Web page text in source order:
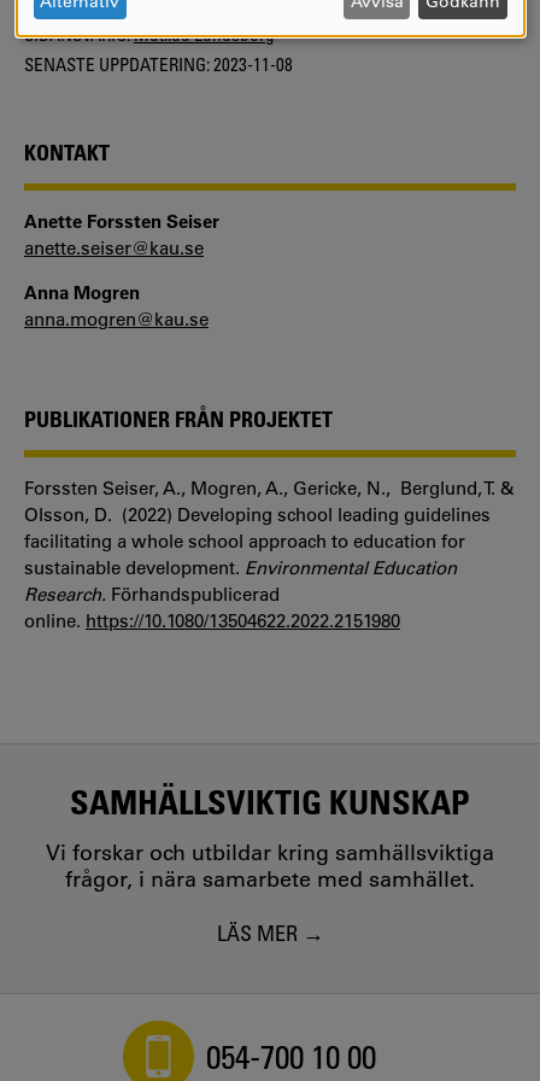
SIDANSVARIG:Matilda Landsberg
SENASTE UPPDATERING:2023-11-08
KONTAKT
Anette Forssten Seiser
anette.seiser@kau.se
Anna Mogren
anna.mogren@kau.se
PUBLIKATIONER FRÅN PROJEKTET
Forssten Seiser, A., Mogren, A., Gericke, N., Berglund, T. &
Olsson, D. (2022) Developing school leading guidelines
facilitating a whole school approach to education for
sustainable development. Environmental Education
Research. Förhandspublicerad
online. https://10.1080/13504622.2022.2151980
SAMHÄLLSVIKTIG KUNSKAP
Vi forskar och utbildar kring samhällsviktiga
frågor, i nära samarbete med samhället.
LÄS MER
054-700 10 00
COOKIES